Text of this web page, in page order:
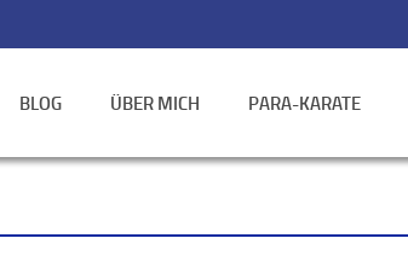
BLOG ÜBER MICH PARA-KARATE